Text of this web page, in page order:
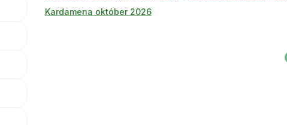
Kardamena október 2026